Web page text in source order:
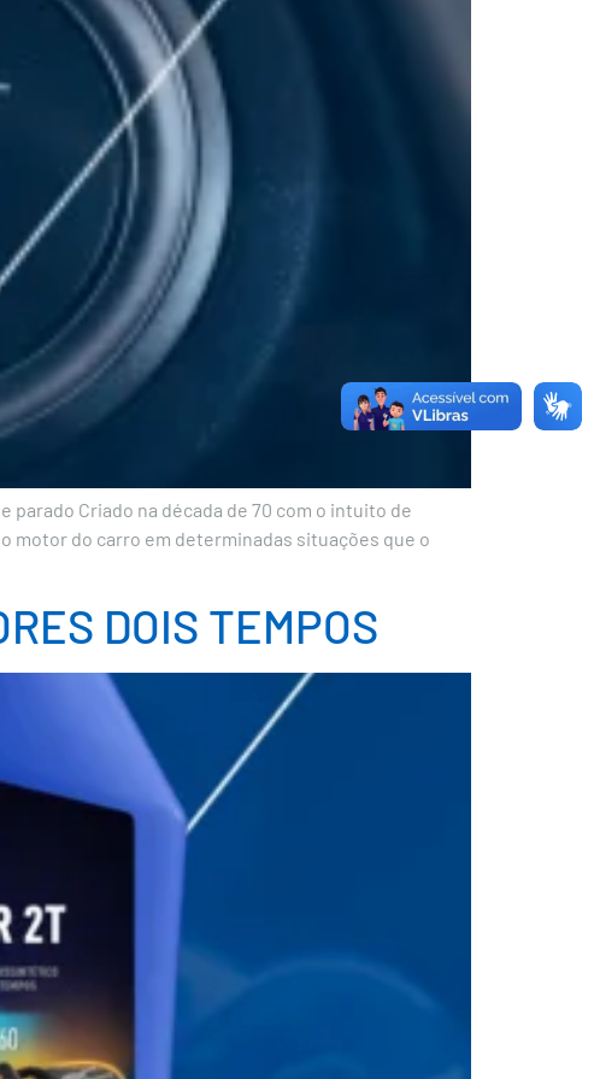
parado Criado na década de 70 com o intuito de
motor do carro em determinadas situações que o
DOIS TEMPOS